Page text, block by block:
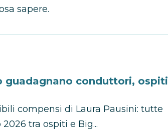
sapere.
guadagnano conduttori, ospiti
compensi di Laura Pausini: tutte
tra ospiti e Big...